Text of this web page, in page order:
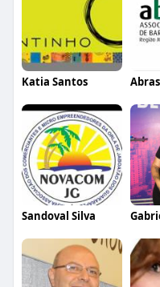
Katia Santos
Sandoval Silva